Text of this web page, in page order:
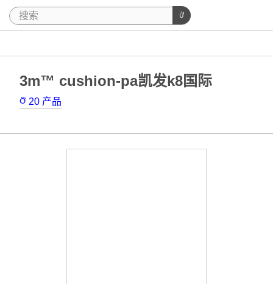
3m™ cushion-pa凯发k8国际
20 产品